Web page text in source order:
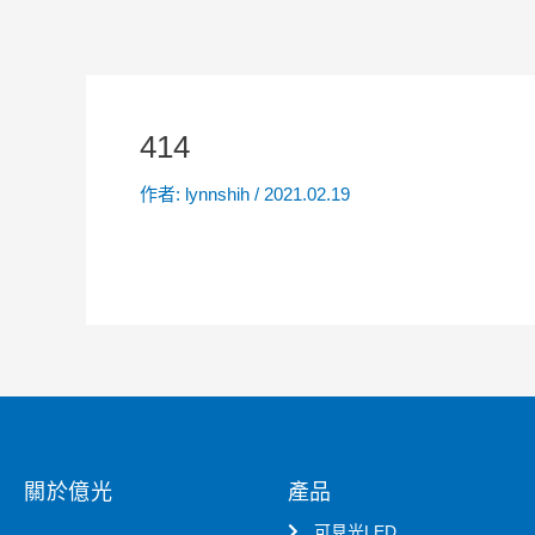
414
作者: lynnshih / 2021.02.19
關於億光 產品